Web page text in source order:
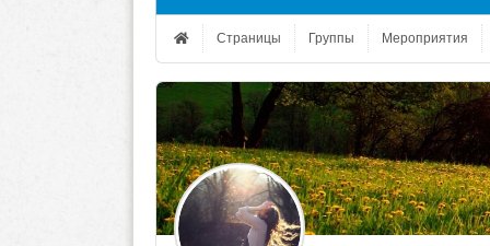
Страницы Группы Мероприятия